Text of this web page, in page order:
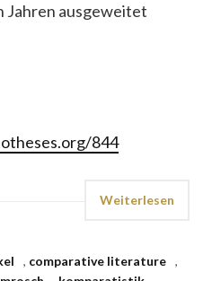
Jahren ausgeweitet
844
Weiterlesen
, comparative literature ,